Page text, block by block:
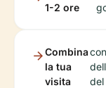
1-2 ore
Combina
la tua
visita
del